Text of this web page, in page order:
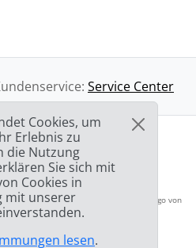
Service Center
Rechte vorbehalten.
Inhaltsverzeichnis
Anbieter-Logo von
Cookies, um
Erlebnis zu
die Nutzung
Sie sich mit
Cookies in
mit unserer
lesen.